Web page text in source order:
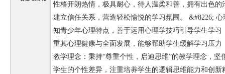
性格开朗热情，极具耐心，待人温柔和善，拥有出色
建立信任关系，营造轻松愉悦的学习氛围。 &#8226;
知青少年心理特点，善于运用心理学技巧引导学生学
重其心理健康与全面发展，能够帮助学生缓解学习压力
教学理念：秉持“尊重个性，启迪思维”的教学理念，
学生的个性差异，注重培养学生的逻辑思维能力和创